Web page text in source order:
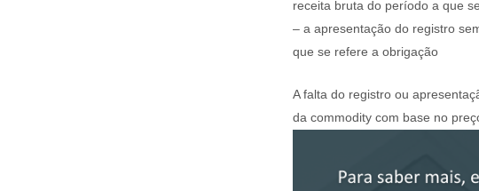
receita bruta do período a que
– a apresentação do registro
que se refere a obrigação
A falta do registro ou
da commodity com base no